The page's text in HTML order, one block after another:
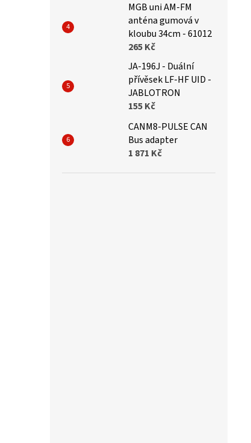
MGB uni AM-FM
anténa gumová v
kloubu 34cm - 61012
265 Kč
JA-196J - Duální
přívěsek LF-HF UID -
JABLOTRON
155 Kč
CANM8-PULSE CAN
Bus adapter
1 871 Kč